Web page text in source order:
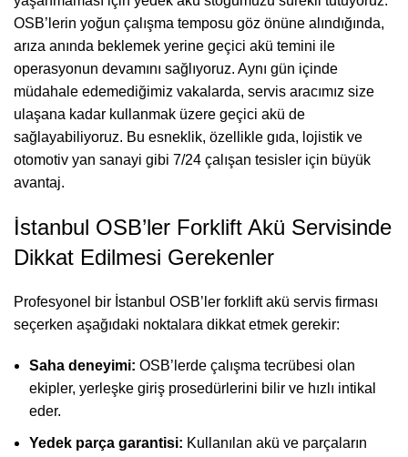
OSB’lerin yoğun çalışma temposu göz önüne alındığında,
arıza anında beklemek yerine geçici akü temini ile
operasyonun devamını sağlıyoruz. Aynı gün içinde
müdahale edemediğimiz vakalarda, servis aracımız size
ulaşana kadar kullanmak üzere geçici akü de
sağlayabiliyoruz. Bu esneklik, özellikle gıda, lojistik ve
otomotiv yan sanayi gibi 7/24 çalışan tesisler için büyük
avantaj.
İstanbul OSB’ler Forklift Akü Servisinde
Dikkat Edilmesi Gerekenler
Profesyonel bir İstanbul OSB’ler forklift akü servis firması
seçerken aşağıdaki noktalara dikkat etmek gerekir:
Saha deneyimi: OSB’lerde çalışma tecrübesi olan
ekipler, yerleşke giriş prosedürlerini bilir ve hızlı intikal
eder.
Yedek parça garantisi: Kullanılan akü ve parçaların